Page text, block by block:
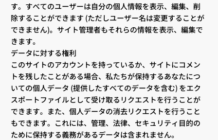
す。すべてのユーザーは自分の個人情報を表示、編集、削
除することができます (ただしユーザー名は変更することが
できません)。サイト管理者もそれらの情報を表示、編集で
きます。
データに対する権利
このサイトのアカウントを持っているか、サイトにコメン
トを残したことがある場合、私たちが保持するあなたにつ
いての個人データ (提供したすべてのデータを含む) をエク
スポートファイルとして受け取るリクエストを行うことが
できます。また、個人データの消去リクエストを行うこと
もできます。これには、管理、法律、セキュリティ目的の
ために保持する義務があるデータは含まれません。